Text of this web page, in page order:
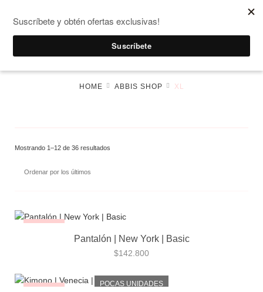
HOME ABBIS SHOP XL
Mostrando 1–12 de 36 resultados
Pantalón | New York | Basic
$142.800
POCAS UNIDADES